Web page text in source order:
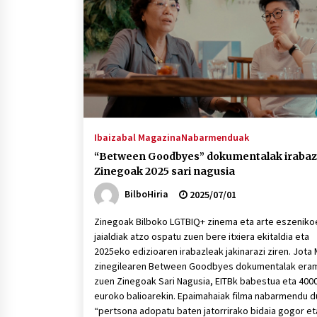
protagonista
2026/07/16
POTTO: San Pedro jaietako bertso-
saioa
2026/07/09
Auritz Iñurrietaren margoak
ikusgai Uribitarte40 aretoan
Ibaizabal MagazinaNabarmenduak
“Between Goodbyes” dokumentalak
Zinegoak 2025 sari nagusia
BilboHiria
2025/07/01
Zinegoak Bilboko LGTBIQ+ zinema eta arte
jaialdiak atzo ospatu zuen bere itxiera ekitaldia eta
2025eko edizioaren irabazleak jakinarazi ziren. Jota
zinegilearen Between Goodbyes dokumentalak
zuen Zinegoak Sari Nagusia, EITBk babestua eta
euroko balioarekin. Epaimahaiak filma nabarmendu
“pertsona adopatu baten jatorrirako bidaia gogor